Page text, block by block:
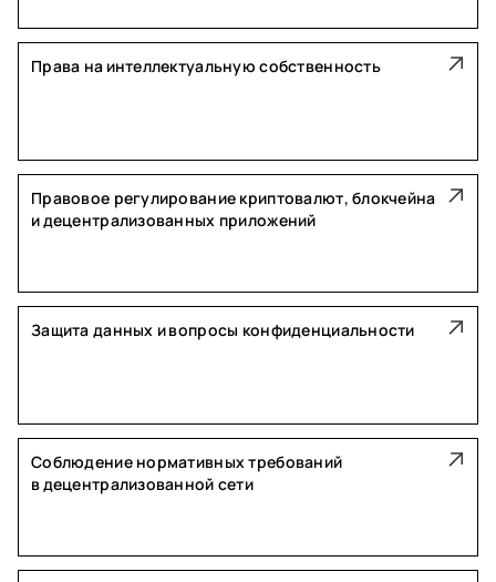
Права на интеллектуальную собственность
Правовое регулирование криптовалют, блокчейна
и децентрализованных приложений
Защита данных и вопросы конфиденциальности
Соблюдение нормативных требований
в децентрализованной сети